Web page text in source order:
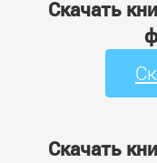
Скачать
Скачать